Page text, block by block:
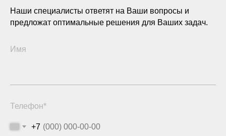
Наши специалисты ответят на Ваши вопросы и
предложат оптимальные решения для Ваших задач.
Имя
Телефон*
+7